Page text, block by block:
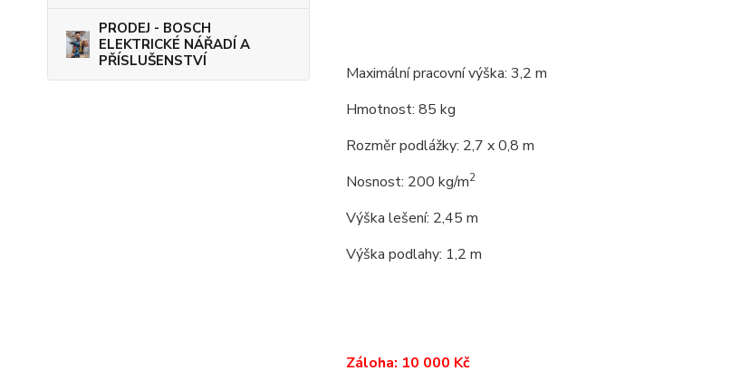
PRODEJ - BOSCH
ELEKTRICKÉ NÁŘADÍ A
PŘÍSLUŠENSTVÍ
Maximální pracovní výška: 3,2 m
Hmotnost: 85 kg
Rozměr podlážky: 2,7 x 0,8 m
Nosnost: 200 kg/m2
Výška lešení: 2,45 m
Výška podlahy: 1,2 m
Záloha: 10 000 Kč